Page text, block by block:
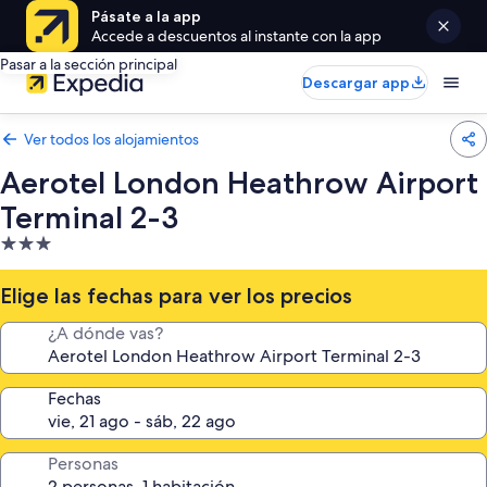
Pásate a la app
Accede a descuentos al instante con la app
Pasar a la sección principal
Descargar app
Ver todos los alojamientos
Aerotel London Heathrow Airport
Terminal 2-3
Alojamiento
de
3.0 estrellas
Elige las fechas para ver los precios
¿A dónde vas?
Fechas
Personas